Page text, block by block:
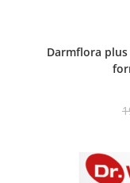
Darmflora